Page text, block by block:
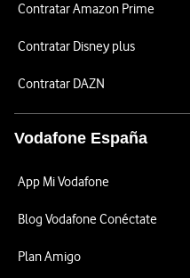
Contratar Amazon Prime
Contratar Disney plus
Contratar DAZN
Vodafone España
App Mi Vodafone
Blog Vodafone Conéctate
Plan Amigo